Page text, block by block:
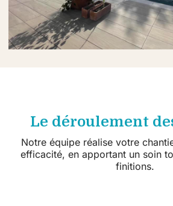
Le déroulement
Notre équipe réalise votre
efficacité, en apportant un soin
finitions.